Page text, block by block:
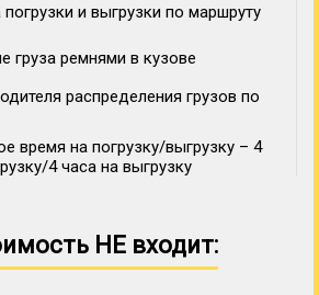
и выгрузки по маршруту
груза ремнями в кузове
распределения грузов по
время на погрузку/выгрузку – 4
4 часа на выгрузку
НЕ входит: